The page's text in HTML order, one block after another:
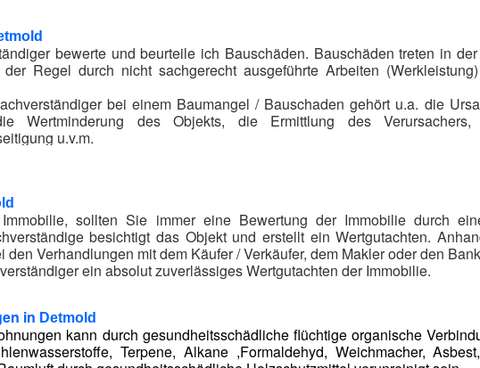
bewerte und beurteile ich Bauschäden. Bauschäden treten in
Regel durch nicht sachgerecht ausgeführte Arbeiten
bei einem Baumangel / Bauschaden gehört u.a. die
Wertminderung des Objekts, die Ermittlung des
u.v.m.
sollten Sie immer eine Bewertung der Immobilie durch
besichtigt das Objekt und erstellt ein Wertgutachten.
Verhandlungen mit dem Käufer / Verkäufer, dem Makler oder den
ein absolut zuverlässiges Wertgutachten der Immobilie.
in Detmold
kann durch gesundheitsschädliche flüchtige organische
Terpene, Alkane ,Formaldehyd, Weichmacher,